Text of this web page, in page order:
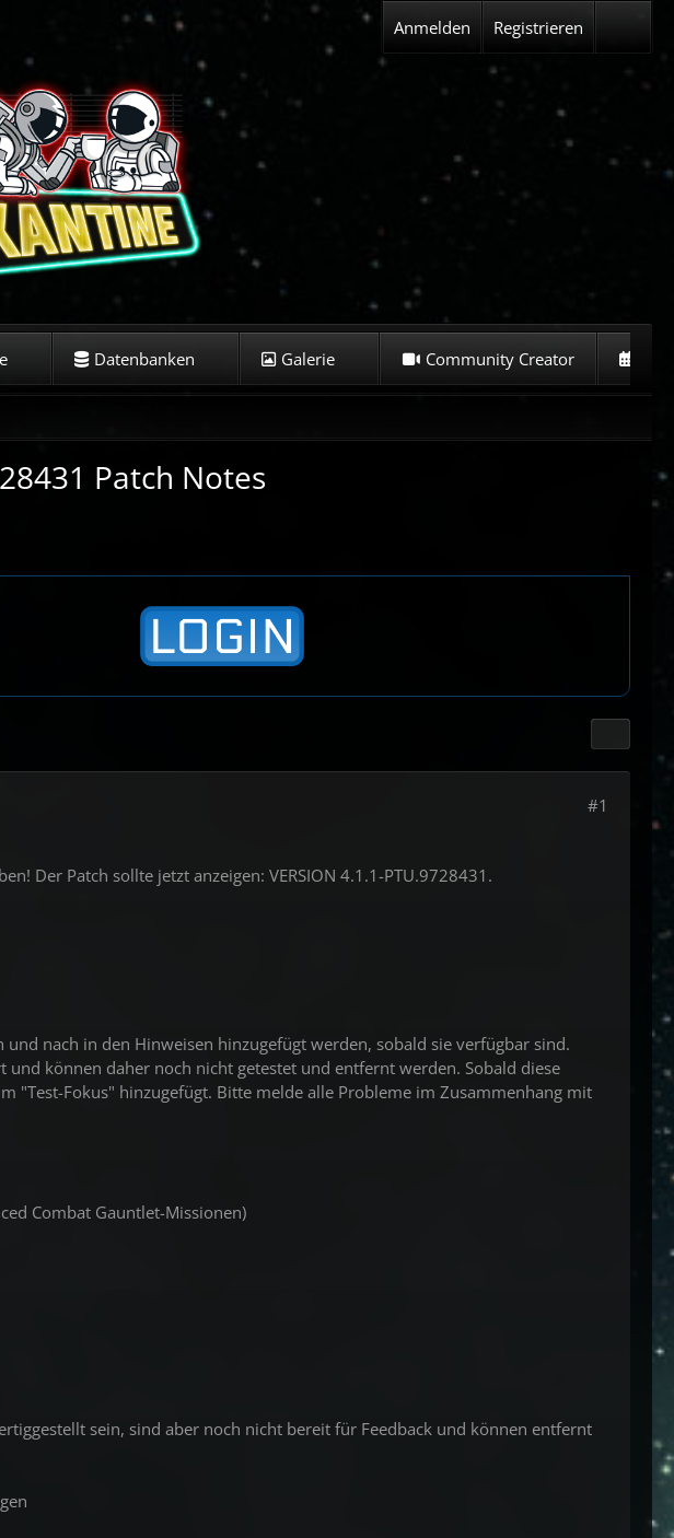
Datenbanken Galerie Community Creator
Anmelden Registrieren
Patch Notes
#1
Der Patch sollte jetzt anzeigen: VERSION 4.1.1-PTU.9728431.
nach in den Hinweisen hinzugefügt werden, sobald sie verfügbar sind.
können daher noch nicht getestet und entfernt werden. Sobald diese
"Test-Fokus" hinzugefügt. Bitte melde alle Probleme im Zusammenhang mit
Combat Gauntlet-Missionen)
sein, sind aber noch nicht bereit für Feedback und können entfernt